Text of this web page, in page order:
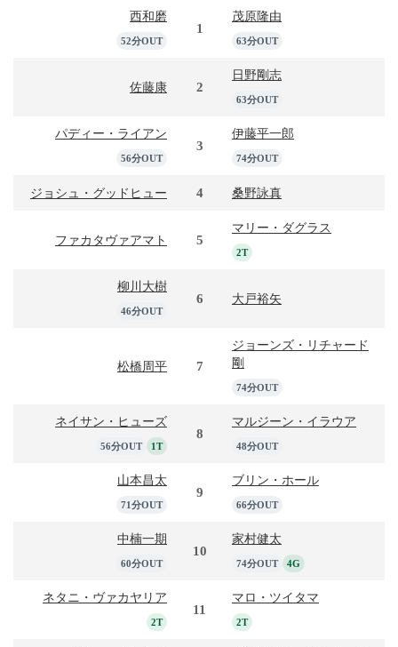
西和磨
52分OUT
1
茂原隆由
63分OUT
佐藤康 2
日野剛志
63分OUT
パディー・ライアン
56分OUT
3
伊藤平一郎
74分OUT
ジョシュ・グッドヒュー 4 桑野詠真
ファカタヴァアマト 5
マリー・ダグラス
2T
柳川大樹
46分OUT
6 大戸裕矢
松橋周平 7
ジョーンズ・リチャード
剛
74分OUT
ネイサン・ヒューズ
56分OUT 1T
8
マルジーン・イラウア
48分OUT
山本昌太
71分OUT
9
ブリン・ホール
66分OUT
中楠一期
60分OUT
10
家村健太
74分OUT 4G
ネタニ・ヴァカヤリア
2T
11
マロ・ツイタマ
2T